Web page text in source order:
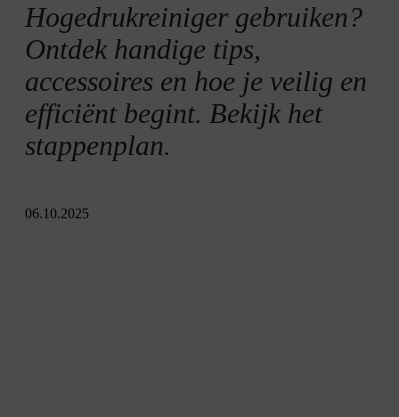
Hogedrukreiniger gebruiken?
Ontdek handige tips,
accessoires en hoe je veilig en
efficiënt begint. Bekijk het
stappenplan.
06.10.2025
Hogedrukreiniger gebruiken